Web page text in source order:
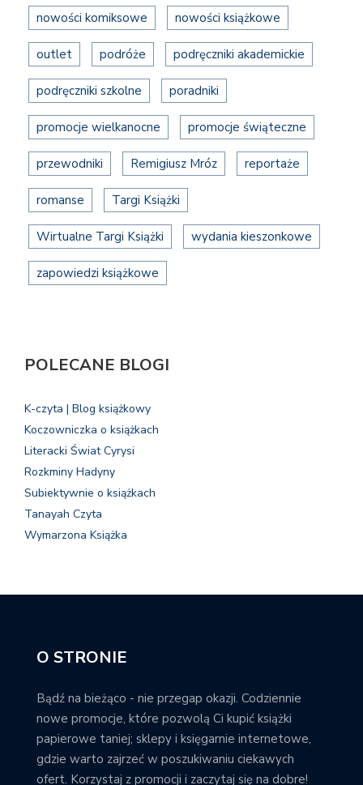
nowości komiksowe nowości książkowe
outlet podróże podręczniki akademickie
podręczniki szkolne poradniki
promocje wielkanocne promocje świąteczne
przewodniki Remigiusz Mróz reportaże
romanse Targi Książki
Wirtualne Targi Książki wydania kieszonkowe
zapowiedzi książkowe
POLECANE BLOGI
K-czyta | Blog książkowy
Koczowniczka o książkach
Literacki Świat Cyrysi
Rozkminy Hadyny
Subiektywnie o książkach
Tanayah Czyta
Wymarzona Książka
O STRONIE
Bądź na bieżąco - nie przegap okazji. Codziennie
nowe promocje, które pozwolą Ci kupić książki
papierowe taniej; sklepy i księgarnie internetowe,
gdzie warto zajrzeć w poszukiwaniu ciekawych
ofert. Korzystaj z promocji i zaczytaj się na dobre!